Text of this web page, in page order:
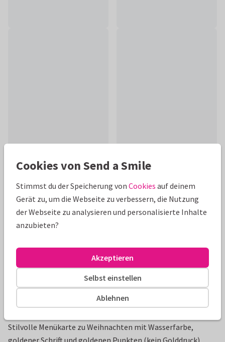
Produktinformation
Stilvolle Menükarte zu Weihnachten mit Wasserfarbe,
goldener Schrift und goldenen Punkten (kein Golddruck).
Cookies von Send a Smile
Stimmst du der Speicherung von Cookies auf deinem
Gerät zu, um die Webseite zu verbessern, die Nutzung
der Webseite zu analysieren und personalisierte Inhalte
anzubieten?
Ablehnen
Selbst einstellen
Akzeptieren